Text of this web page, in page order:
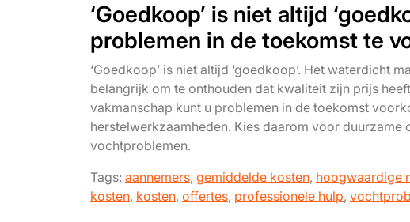
‘Goedkoop’ is niet altijd
problemen in de toekomst te
‘Goedkoop’ is niet altijd ‘goedkoop’. Het waterdicht
belangrijk om te onthouden dat kwaliteit zijn prijs
vakmanschap kunt u problemen in de toekomst
herstelwerkzaamheden. Kies daarom voor
vochtproblemen.
Tags: aannemers, gemiddelde kosten, hoogwaardige
kosten, kosten, offertes, professionele hulp,